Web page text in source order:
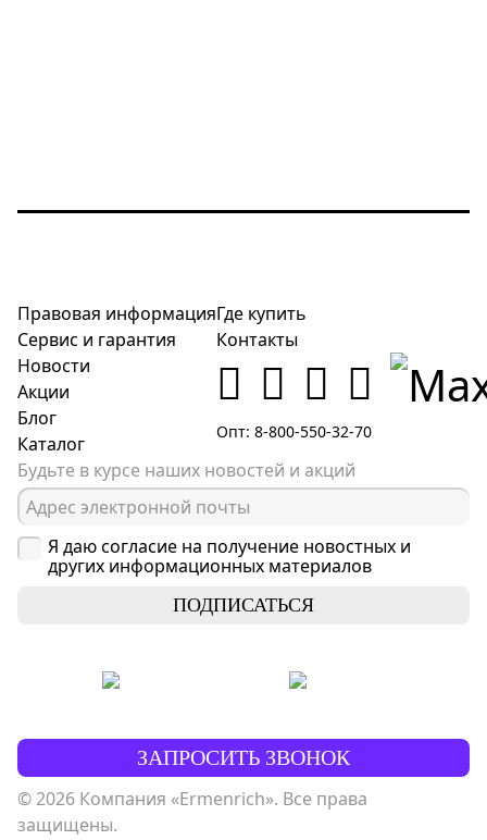
Правовая информация
Сервис и гарантия
Новости
Акции
Блог
Каталог
Где купить
Контакты
Опт: 8-800-550-32-70
Будьте в курсе наших новостей и акций
Я даю согласие на получение новостных и
других информационных материалов
ПОДПИСАТЬСЯ
ЗАПРОСИТЬ ЗВОНОК
© 2026 Компания «Ermenrich». Все права
защищены.